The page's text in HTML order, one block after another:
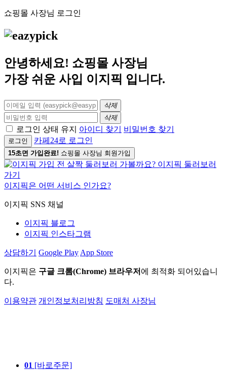
쇼핑몰 사장님 로그인
안녕하세요! 쇼핑몰 사장님
가장 쉬운 사입 이지픽 입니다.
삭제
삭제
로그인 상태 유지 아이디 찾기 비밀번호 찾기
로그인 카페24로 로그인
15초면 가입완료! 쇼핑몰 사장님 회원가입
이지픽은 어떤 서비스 인가요?
이지픽 SNS 채널
이지픽 블로그
이지픽 인스타그램
상담하기 Google Play App Store
이지픽은 구글 크롬(Chrome) 브라우저 에 최적화 되어있습니
다.
이용약관 개인정보처리방침 도매처 사장님
01 [바로주문]